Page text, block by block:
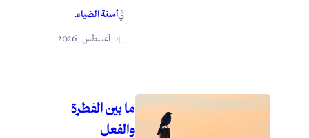
فيأسنة الضياء.
_4 _أغسطس _2026
ما بين الفطرة
والفعل